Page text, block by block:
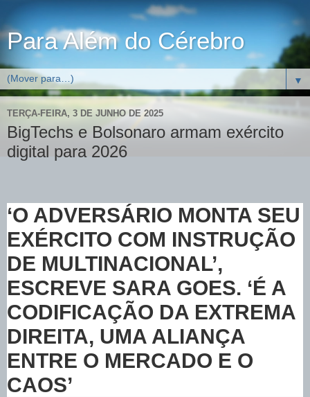
Para Além do Cérebro
▼
TERÇA-FEIRA, 3 DE JUNHO DE 2025
BigTechs e Bolsonaro armam exército
digital para 2026
‘O ADVERSÁRIO MONTA SEU
EXÉRCITO COM INSTRUÇÃO
DE MULTINACIONAL’,
ESCREVE SARA GOES. ‘É A
CODIFICAÇÃO DA EXTREMA
DIREITA, UMA ALIANÇA
ENTRE O MERCADO E O
CAOS’